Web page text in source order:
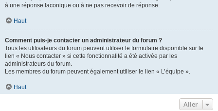
à une réponse laconique ou à ne pas recevoir de réponse.
Haut
Comment puis-je contacter un administrateur du forum ?
Tous les utilisateurs du forum peuvent utiliser le formulaire disponible sur le
lien « Nous contacter » si cette fonctionnalité a été activée par les
administrateurs du forum.
Les membres du forum peuvent également utiliser le lien « L’équipe ».
Haut
Aller